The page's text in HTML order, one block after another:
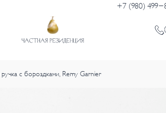
+7 (980)
с бороздками, Remy Garnier